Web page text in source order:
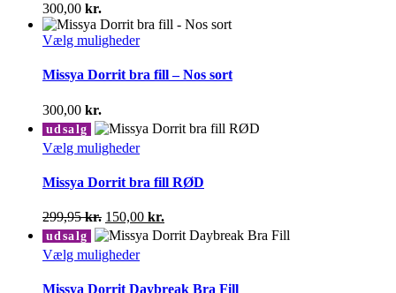
Mulighederne
kan
vælges
varesiden
300,00 kr.
Vælg mulighederDette
har
kan
vælges
varesiden
Missya Dorrit bra fill – Nos sort
300,00 kr.
udsalg
Vælg mulighederDette
har
varianter.
Mulighederne
kan
vælges
varesiden
Missya Dorrit bra fill RØD
299,95kr. Den
oprindelige
pris
var:
150,00 kr.
aktuelle
udsalg
Vælg mulighederDette
har
Missya Dorrit Daybreak Bra Fill